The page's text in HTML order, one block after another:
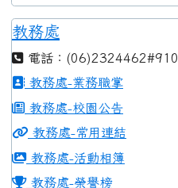
教務處
電話：(06)2324462#910
教務處-業務職掌
教務處-校園公告
教務處-常用連結
教務處-活動相簿
教務處-榮譽榜